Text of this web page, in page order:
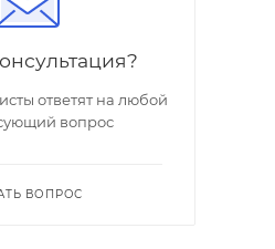
ответят на любой
вопрос
ВОПРОС